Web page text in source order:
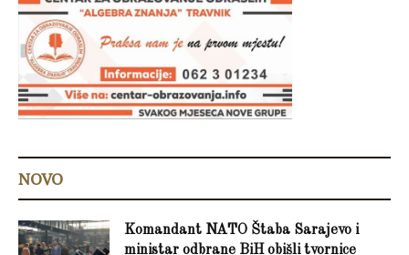
NOVO
Komandant NATO Štaba Sarajevo i
ministar odbrane BiH obišli tvornice